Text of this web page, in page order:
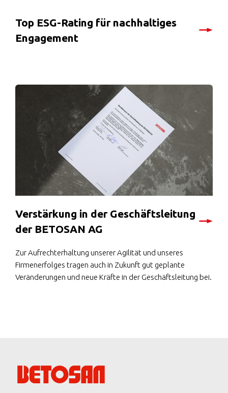
Top ESG-Rating für nachhaltiges
Engagement
Verstärkung in der Geschäftsleitung
der BETOSAN AG
Zur Aufrechterhaltung unserer Agilität und unseres
Firmenerfolges tragen auch in Zukunft gut geplante
Veränderungen und neue Kräfte in der Geschäftsleitung bei.